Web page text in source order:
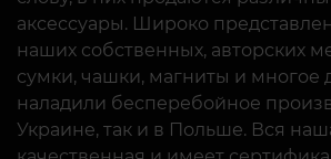
наших собственных, авторских
сумки, чашки, магниты и многое
наладили бесперебойное
Украине, так и в Польше. Вся
качественная и имеет
инвестирование в
наш проект